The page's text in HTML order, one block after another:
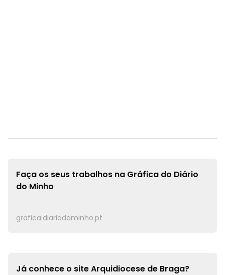
Faça os seus trabalhos na Gráfica do Diário
do Minho
grafica.diariodominho.pt
Já conhece o siteArquidiocese de Braga?